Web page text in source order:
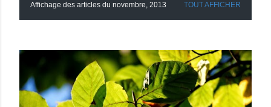
A
t
c
Affichage des articles du novembre, 2013 TOUT AFFICHER